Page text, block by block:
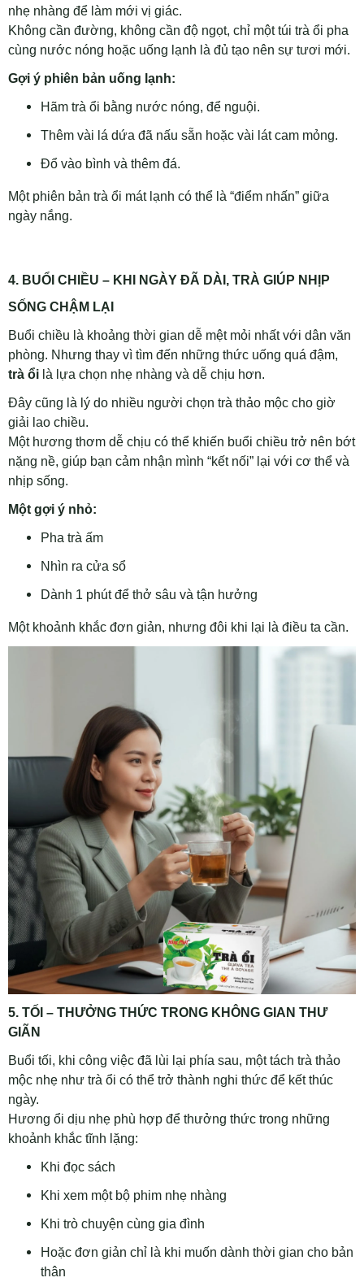
nhẹ nhàng để làm mới vị giác.
Không cần đường, không cần độ ngọt, chỉ một túi trà ổi pha
cùng nước nóng hoặc uống lạnh là đủ tạo nên sự tươi mới.
Gợi ý phiên bản uống lạnh:
Hãm trà ổi bằng nước nóng, để nguội.
Thêm vài lá dứa đã nấu sẵn hoặc vài lát cam mỏng.
Đổ vào bình và thêm đá.
Một phiên bản trà ổi mát lạnh có thể là “điểm nhấn” giữa
ngày nắng.
4. BUỔI CHIỀU – KHI NGÀY ĐÃ DÀI, TRÀ GIÚP NHỊP
SỐNG CHẬM LẠI
Buổi chiều là khoảng thời gian dễ mệt mỏi nhất với dân văn
phòng. Nhưng thay vì tìm đến những thức uống quá đậm,
trà ổi là lựa chọn nhẹ nhàng và dễ chịu hơn.
Đây cũng là lý do nhiều người chọn trà thảo mộc cho giờ
giải lao chiều.
Một hương thơm dễ chịu có thể khiến buổi chiều trở nên bớt
nặng nề, giúp bạn cảm nhận mình “kết nối” lại với cơ thể và
nhịp sống.
Một gợi ý nhỏ:
Pha trà ấm
Nhìn ra cửa sổ
Dành 1 phút để thở sâu và tận hưởng
Một khoảnh khắc đơn giản, nhưng đôi khi lại là điều ta cần.
5. TỐI – THƯỞNG THỨC TRONG KHÔNG GIAN THƯ
GIÃN
Buổi tối, khi công việc đã lùi lại phía sau, một tách trà thảo
mộc nhẹ như trà ổi có thể trở thành nghi thức để kết thúc
ngày.
Hương ổi dịu nhẹ phù hợp để thưởng thức trong những
khoảnh khắc tĩnh lặng:
Khi đọc sách
Khi xem một bộ phim nhẹ nhàng
Khi trò chuyện cùng gia đình
Hoặc đơn giản chỉ là khi muốn dành thời gian cho bản
thân